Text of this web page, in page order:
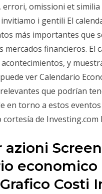
omissioni et
i gentili El
más importantes que
financieros. El
y
ver Calendario
que podrían
en torno a estos
de Investing.com
azioni
economico
Costi